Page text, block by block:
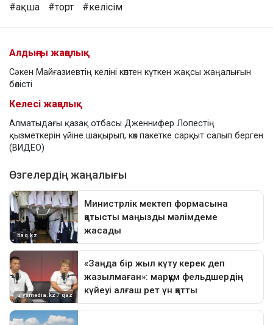
#ақша #торт #келісім
Алдыңғы жаңалық
Сәкен Майғазиевтің келіні көптен күткен жақсы жаңалығын
бөлісті
Келесі жаңалық
Алматыдағы қазақ отбасы Дженнифер Лопестің
қызметкерін үйіне шақырып, көк пакетке сарқыт салып берген
(ВИДЕО)